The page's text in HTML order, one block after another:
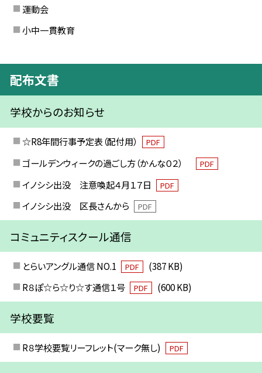
運動会
小中一貫教育
配布文書
学校からのお知らせ
☆R8年間行事予定表（配付用） PDF
ゴールデンウィークの過ごし方（かんな０２） PDF
イノシシ出没 注意喚起４月１７日 PDF
イノシシ出没 区長さんから PDF
コミュニティスクール通信
とらいアングル通信 NO.1 PDF
(387 KB)
R８ぽ☆ら☆り☆す通信１号
PDF (600 KB)
学校要覧
R８学校要覧リーフレット(マーク無し) PDF